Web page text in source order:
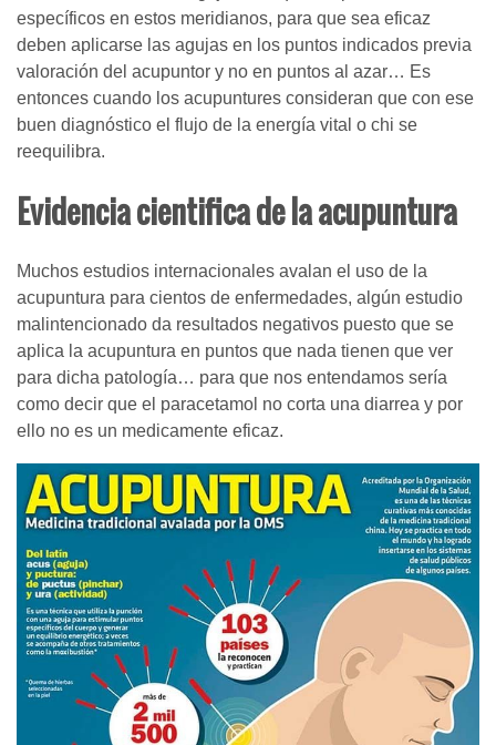
específicos en estos meridianos, para que sea eficaz
deben aplicarse las agujas en los puntos indicados previa
valoración del acupuntor y no en puntos al azar… Es
entonces cuando los acupuntures consideran que con ese
buen diagnóstico el flujo de la energía vital o chi se
reequilibra.
Evidencia cientifica de la acupuntura
Muchos estudios internacionales avalan el uso de la
acupuntura para cientos de enfermedades, algún estudio
malintencionado da resultados negativos puesto que se
aplica la acupuntura en puntos que nada tienen que ver
para dicha patología… para que nos entendamos sería
como decir que el paracetamol no corta una diarrea y por
ello no es un medicamente eficaz.